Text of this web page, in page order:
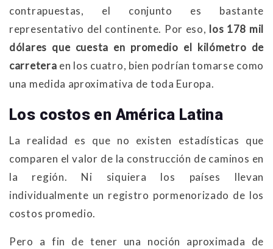
contrapuestas, el conjunto es bastante
representativo del continente. Por eso, los 178 mil
dólares que cuesta en promedio el kilómetro de
carretera en los cuatro, bien podrían tomarse como
una medida aproximativa de toda Europa.
Los costos en América Latina
La realidad es que no existen estadísticas que
comparen el valor de la construcción de caminos en
la región. Ni siquiera los países llevan
individualmente un registro pormenorizado de los
costos promedio.
Pero a fin de tener una noción aproximada de